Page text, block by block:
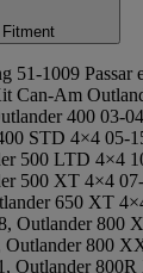
51-1009 Passar
Can-Am
400 03-
STD 4×4 05-
500 LTD 4×4
500 XT 4×4
650 XT
Outlander 800
800
Outlander